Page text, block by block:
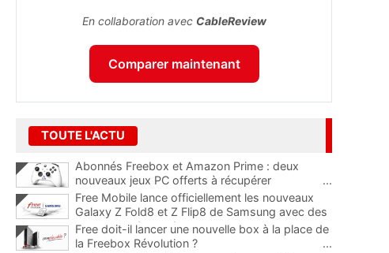
En collaboration avec CableReview
Comparer maintenant
TOUTE L'ACTU
Abonnés Freebox et Amazon Prime : deux
nouveaux jeux PC offerts à récupérer
...
Free Mobile lance officiellement les nouveaux
Galaxy Z Fold8 et Z Flip8 de Samsung avec des
promos et des cadeaux
...
Free doit-il lancer une nouvelle box à la place de
la Freebox Révolution ?
...